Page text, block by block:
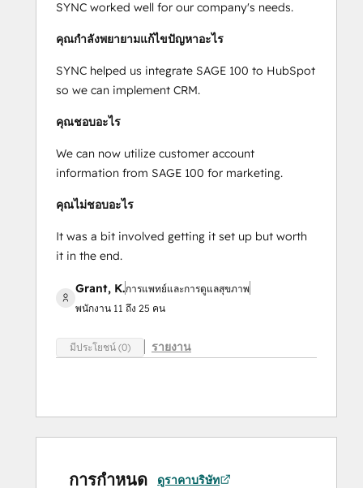
SYNC worked well for our company's needs.
คุณกำลังพยายามแก้ไขปัญหาอะไร
SYNC helped us integrate SAGE 100 to HubSpot
so we can implement CRM.
คุณชอบอะไร
We can now utilize customer account
information from SAGE 100 for marketing.
คุณไม่ชอบอะไร
It was a bit involved getting it set up but worth
it in the end.
Grant, K.การแพทย์และการดูแลสุขภาพ
พนักงาน 11 ถึง 25 คน
มีประโยชน์ (0) รายงาน
การกำหนด
ดูราคาบริษัท